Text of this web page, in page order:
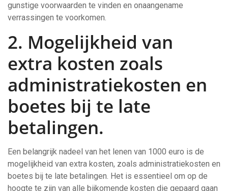
gunstige voorwaarden te vinden en onaangename
verrassingen te voorkomen.
2. Mogelijkheid van
extra kosten zoals
administratiekosten en
boetes bij te late
betalingen.
Een belangrijk nadeel van het lenen van 1000 euro is de
mogelijkheid van extra kosten, zoals administratiekosten en
boetes bij te late betalingen. Het is essentieel om op de
hoogte te zijn van alle bijkomende kosten die gepaard gaan